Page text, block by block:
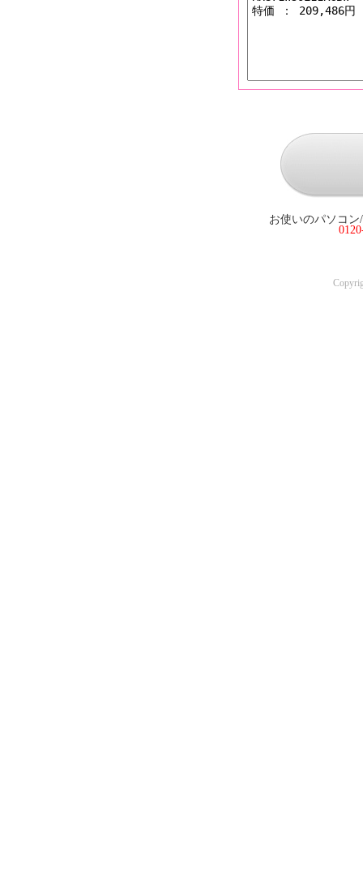
お使いのパソコ